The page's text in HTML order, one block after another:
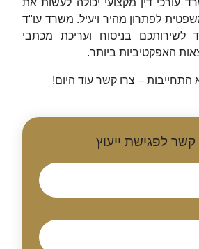
לפתרון מהיר ויעיל. משרד עו"ד
לשירותכם בניסוח ועריכת מכתבי
האפקטיביות ביותר.‏
התחייבות – צרו קשר עוד היום!
קשר לפגישת ייעוץ